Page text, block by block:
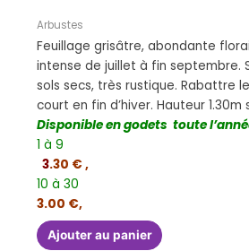
Arbustes
Feuillage grisâtre, abondante
intense de juillet à fin septembre.
sols secs, très rustique. Rabattre
court en fin d’hiver. Hauteur 1.30m
Disponible en godets toute
1 à 9
3.30 € ,
10 à 30
3.00 €,
Ajouter au panier